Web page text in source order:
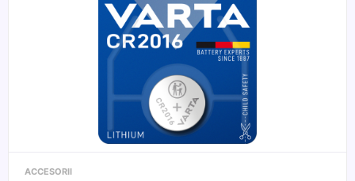
buton,
2
buc
ACCESORII